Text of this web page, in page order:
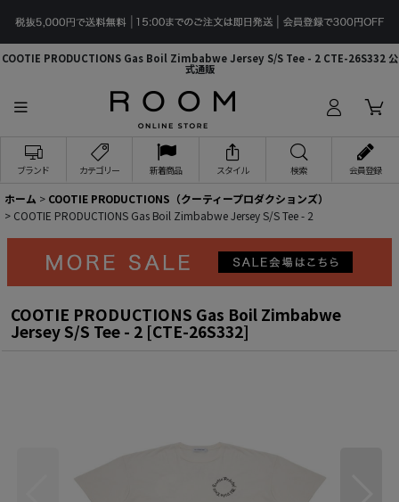
COOTIE PRODUCTIONS Gas Boil Zimbabwe Jersey S/S Tee - 2 CTE-26S332 公
式通販
ブランド カテゴリー 新着商品 スタイル 検索 会員登録
ホーム > COOTIE PRODUCTIONS（クーティープロダクションズ）
> COOTIE PRODUCTIONS Gas Boil Zimbabwe Jersey S/S Tee - 2
COOTIE PRODUCTIONS Gas Boil Zimbabwe
Jersey S/S Tee - 2 [CTE-26S332]